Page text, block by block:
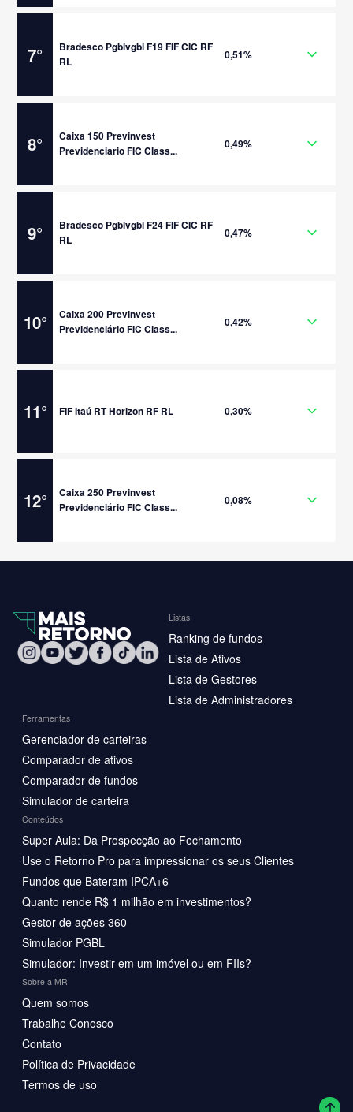
7°
Bradesco Pgblvgbl F19 FIF CIC RF
RL
0,51%
8°
Caixa 150 Previnvest
Previdenciario FIC Class...
0,49%
9°
Bradesco Pgblvgbl F24 FIF CIC RF
RL
0,47%
10°
Caixa 200 Previnvest
Previdenciário FIC Class...
0,42%
11° FIF Itaú RT Horizon RF RL 0,30%
12°
Caixa 250 Previnvest
Previdenciário FIC Class...
0,08%
Listas
Ranking de fundos
Lista de Ativos
Lista de Gestores
Lista de Administradores
Ferramentas
Gerenciador de carteiras
Comparador de ativos
Comparador de fundos
Simulador de carteira
Conteúdos
Super Aula: Da Prospecção ao Fechamento
Use o Retorno Pro para impressionar os seus Clientes
Fundos que Bateram IPCA+6
Quanto rende R$ 1 milhão em investimentos?
Gestor de ações 360
Simulador PGBL
Simulador: Investir em um imóvel ou em FIIs?
Sobre a MR
Quem somos
Trabalhe Conosco
Contato
Política de Privacidade
Termos de uso